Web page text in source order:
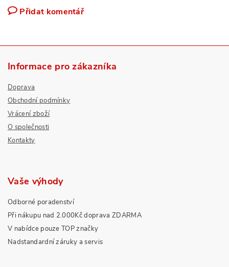
Přidat komentář
Informace pro zákazníka
Doprava
Obchodní podmínky
Vrácení zboží
O společnosti
Kontakty
Vaše výhody
Odborné poradenství
Při nákupu nad 2.000Kč doprava ZDARMA
V nabídce pouze TOP značky
Nadstandardní záruky a servis